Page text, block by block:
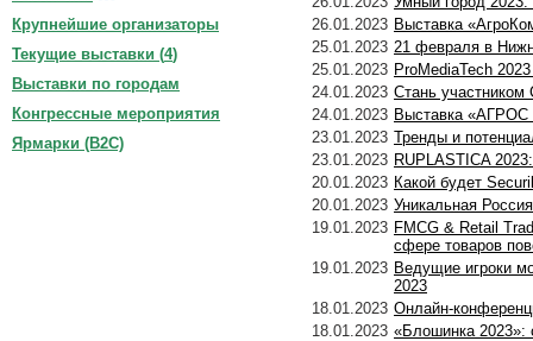
26.01.2023 Выставка
25.01.2023 21 февраля в
25.01.2023 ProMediaTech
24.01.2023 Стань участником
24.01.2023 Выставка «АГРОС
23.01.2023 Тренды и
23.01.2023 RUPLASTICA
20.01.2023 Какой будет
20.01.2023 Уникальная
19.01.2023 FMCG & Retail
сфере товаров
19.01.2023 Ведущие игроки
2023
18.01.2023 Онлайн-
18.01.2023 «Блошинка 2023»:
Крупнейшие организаторы
Текущие выставки (4)
Выставки по городам
Конгрессные мероприятия
Ярмарки (B2C)